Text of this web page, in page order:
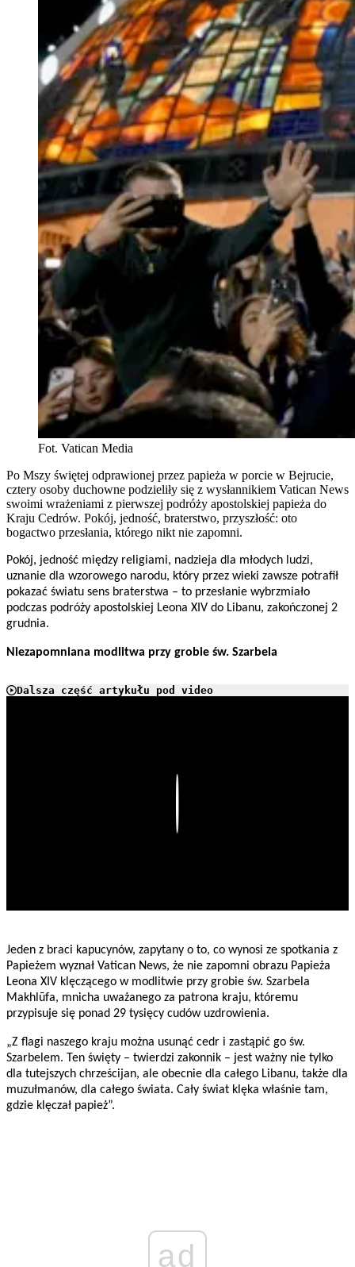
Fot. Vatican Media
Po Mszy świętej odprawionej przez papieża w porcie w Bejrucie,
cztery osoby duchowne podzieliły się z wysłannikiem Vatican News
swoimi wrażeniami z pierwszej podróży apostolskiej papieża do
Kraju Cedrów. Pokój, jedność, braterstwo, przyszłość: oto
bogactwo przesłania, którego nikt nie zapomni.
Pokój, jedność między religiami, nadzieja dla młodych ludzi,
uznanie dla wzorowego narodu, który przez wieki zawsze potrafił
pokazać światu sens braterstwa – to przesłanie wybrzmiało
podczas podróży apostolskiej Leona XIV do Libanu, zakończonej 2
grudnia.
Niezapomniana modlitwa przy grobie św. Szarbela
Dalsza część artykułu pod video
Jeden z braci kapucynów, zapytany o to, co wynosi ze spotkania z
Papieżem wyznał Vatican News, że nie zapomni obrazu Papieża
Leona XIV klęczącego w modlitwie przy grobie św. Szarbela
Makhlūfa, mnicha uważanego za patrona kraju, któremu
przypisuje się ponad 29 tysięcy cudów uzdrowienia.
„Z flagi naszego kraju można usunąć cedr i zastąpić go św.
Szarbelem. Ten święty – twierdzi zakonnik – jest ważny nie tylko
dla tutejszych chrześcijan, ale obecnie dla całego Libanu, także dla
muzułmanów, dla całego świata. Cały świat klęka właśnie tam,
gdzie klęczał papież”.
ad